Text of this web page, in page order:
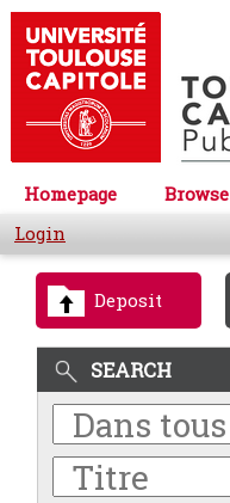
Homepage Browse
Login
Deposit
SEARCH